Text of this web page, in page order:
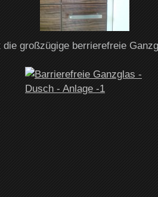
großzügige berrierefreie